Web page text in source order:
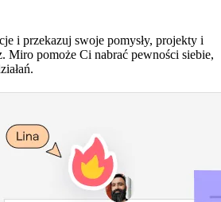
i przekazuj swoje pomysły, projekty i
Miro pomoże Ci nabrać pewności siebie,